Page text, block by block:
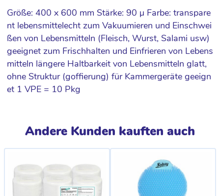
Größe: 400 x 600 mm Stärke: 90 µ Farbe: transpare
nt lebensmittelecht zum Vakuumieren und Einschwei
ßen von Lebensmitteln (Fleisch, Wurst, Salami usw)
geeignet zum Frischhalten und Einfrieren von Lebens
mitteln längere Haltbarkeit von Lebensmitteln glatt,
ohne Struktur (goffierung) für Kammergeräte geeign
et 1 VPE = 10 Pkg
Andere Kunden kauften auch